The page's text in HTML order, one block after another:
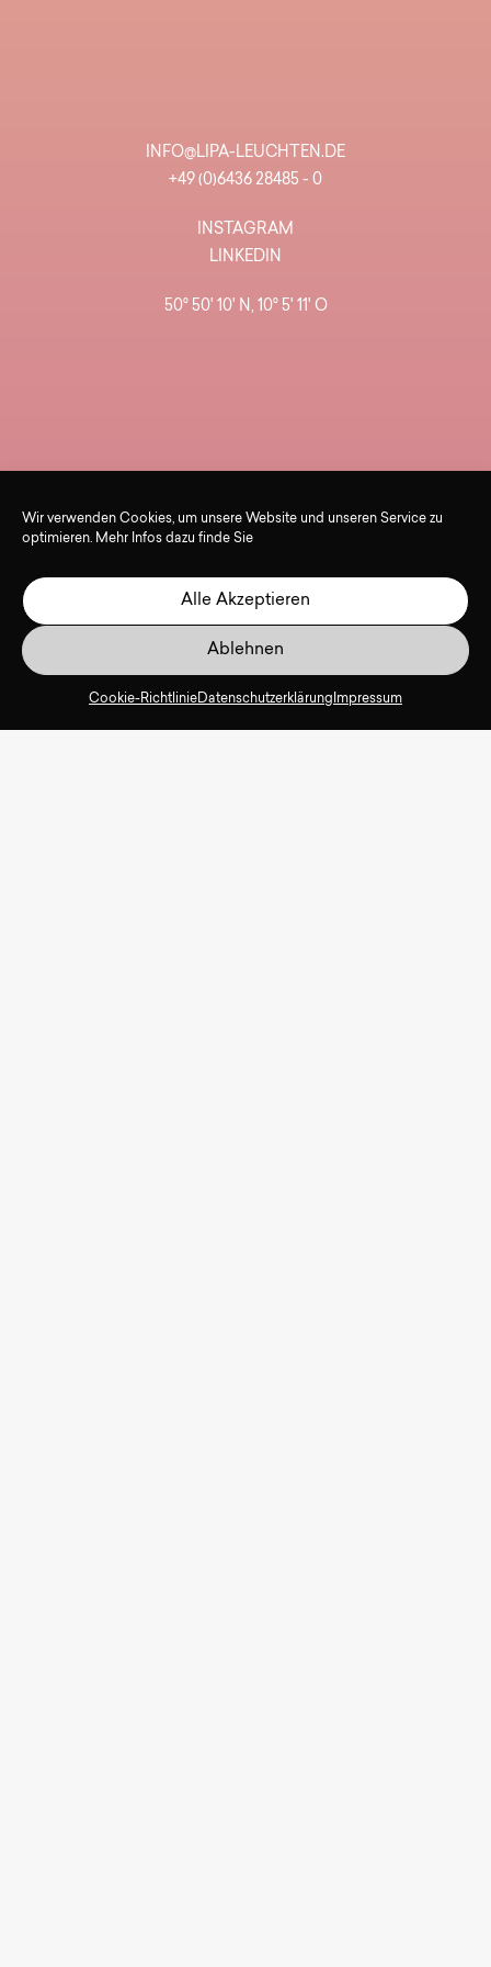
Wir verwenden Cookies, um unsere Website und unseren Service zu
optimieren. Mehr Infos dazu finde Sie
Alle Akzeptieren
Ablehnen
Cookie-RichtlinieDatenschutzerklärung Impressum
INFO@LIPA-LEUCHTEN.DE
+49 (0)6436 28485 - 0
INSTAGRAM
LINKEDIN
50° 50' 10' N, 10° 5' 11' O